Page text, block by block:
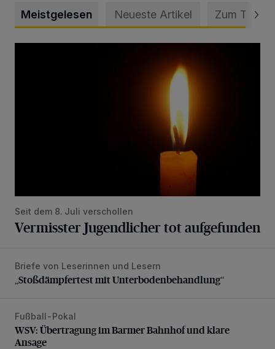
Meistgelesen Neueste Artikel Zum Thema
Seit dem 8. Juli verschollen
Vermisster Jugendlicher tot aufgefunden
„Stoßdämpfertest mit Unterbodenbehandlung“
Briefe von Leserinnen und Lesern
„Stoßdämpfertest mit Unterbodenbehandlung“
WSV: Übertragung im Barmer Bahnhof und klare Ansage
Fußball-Pokal
WSV: Übertragung im Barmer Bahnhof und klare
Ansage